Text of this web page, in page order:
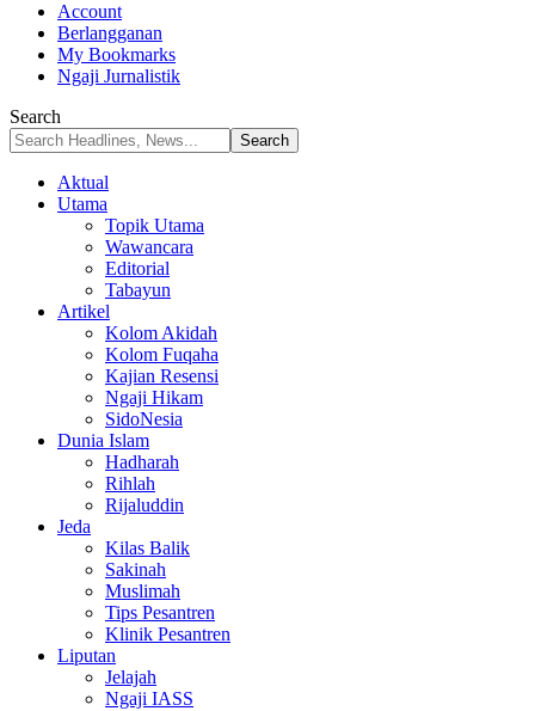
Account
Berlangganan
My Bookmarks
Ngaji Jurnalistik
Search
Aktual
Utama
Topik Utama
Wawancara
Editorial
Tabayun
Artikel
Kolom Akidah
Kolom Fuqaha
Kajian Resensi
Ngaji Hikam
SidoNesia
Dunia Islam
Hadharah
Rihlah
Rijaluddin
Jeda
Kilas Balik
Sakinah
Muslimah
Tips Pesantren
Klinik Pesantren
Liputan
Jelajah
Ngaji IASS